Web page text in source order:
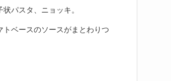
パスタ、ニョッキ。
ベースのソースがまとわりつ